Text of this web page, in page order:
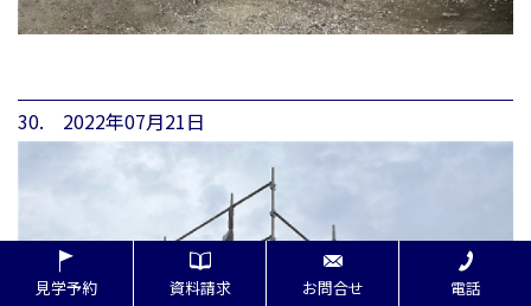
30. 2022年07月21日
見学予約 資料請求 お問合せ 電話